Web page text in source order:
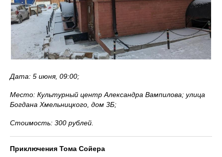
Дата: 5 июня, 09:00;
Место: Культурный центр Александра Вампилова; улица
Богдана Хмельницкого, дом 3Б;
Стоимость: 300 рублей.
Приключения Тома Сойера